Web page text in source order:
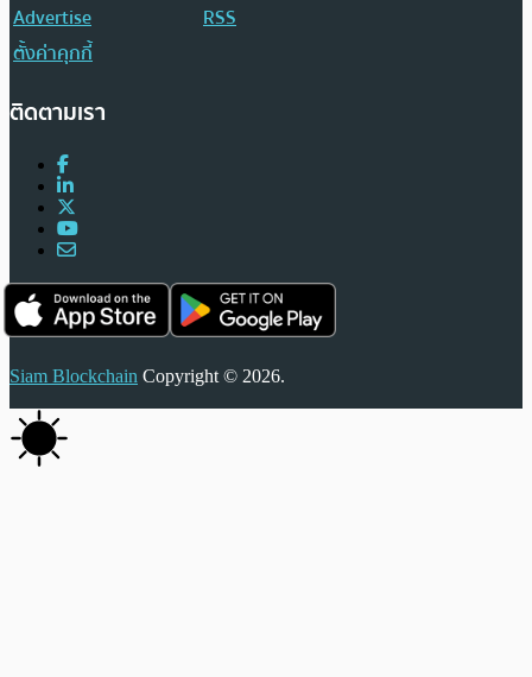
Advertise
RSS
ตั้งค่าคุกกี้
ติดตามเรา
Siam Blockchain Copyright © 2026.